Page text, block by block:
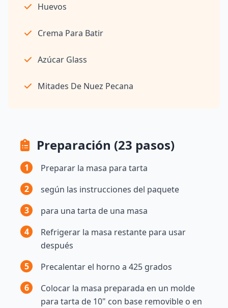
Huevos
Crema Para Batir
Azúcar Glass
Mitades De Nuez Pecana
Preparación (23 pasos)
1
Preparar la masa para tarta
2
según las instrucciones del paquete
3
para una tarta de una masa
4
Refrigerar la masa restante para usar
después
5
Precalentar el horno a 425 grados
6
Colocar la masa preparada en un molde
para tarta de 10" con base removible o en